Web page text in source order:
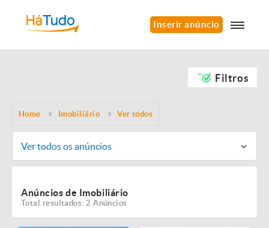
Inserir anúncio
Filtros
Home Imobiliário Ver todos
Ver todos os anúncios
Anúncios de Imobiliário
Total resultados: 2 Anúncios